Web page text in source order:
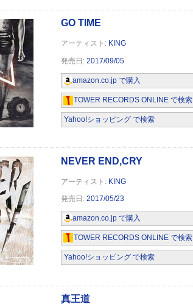
KING
2017/09/05
amazon.co.jp で購入
TOWER RECORDS ONLINE で検索
Yahoo!ショッピング で検索
KING
2017/05/23
amazon.co.jp で購入
TOWER RECORDS ONLINE で検索
Yahoo!ショッピング で検索
Never “Tattoo” Mind
火の玉ファイヤーボーイ
Darling Romeo&Juliet